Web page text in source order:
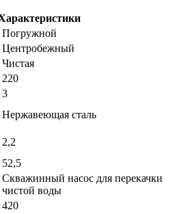
Погружной
Центробежный
Чистая
220
3
Нержавеющая сталь
2,2
52,5
Скважинный насос для перекачки
чистой воды
420